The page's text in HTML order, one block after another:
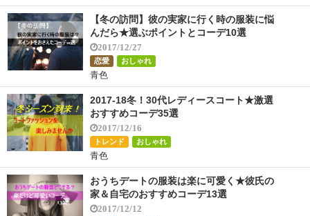
【冬の訪問】彼の実家に行く時の服装に悩
んだら★選ぶポイントとコーデ10選
2017/12/27
恋愛 おしゃれ
青色
2017-18冬！30代レディースコート★激選
おすすめコーデ35選
2017/12/16
トレンド おしゃれ
青色
おうちデートの服装は楽に可愛く★彼氏の
家＆自宅のおすすめコーデ13選
2017/12/12